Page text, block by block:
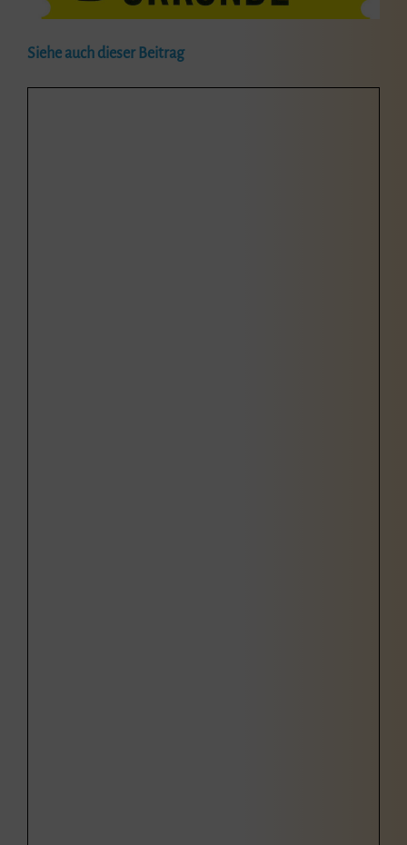
Siehe auch dieser Beitrag